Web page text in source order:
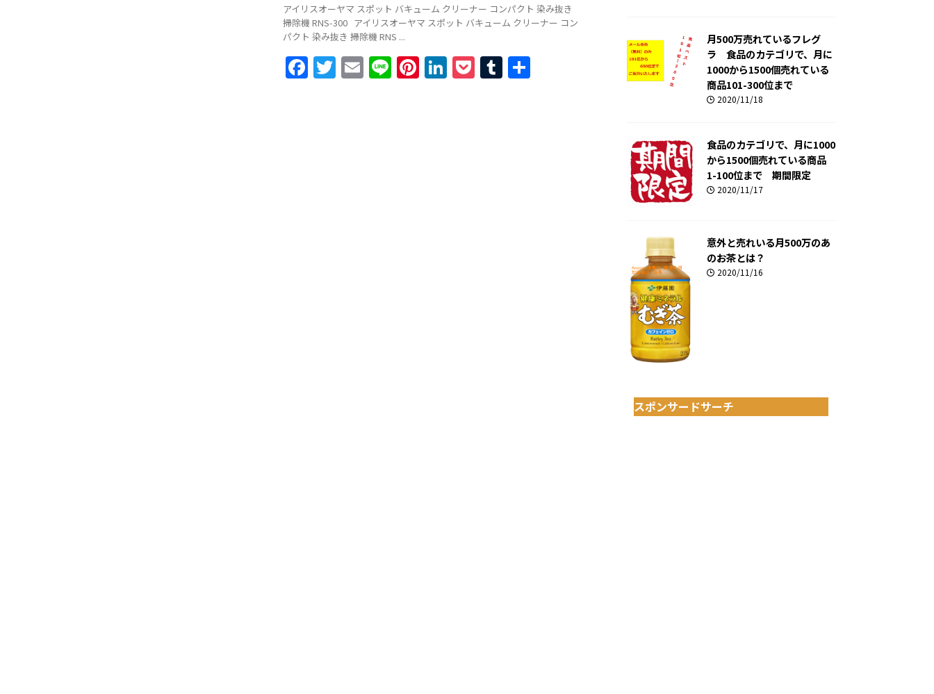
アイリスオーヤマ スポット バキューム クリーナー コンパクト 染み抜き
掃除機 RNS-300 アイリスオーヤマ スポット バキューム クリーナー コン
パクト 染み抜き 掃除機 RNS ...
F
a
T
w
E
m
Li
n
Pi
nt
Li
n
P
o
T
u
月500万売れているフレグ
ラ 食品のカテゴリで、月に
1000から1500個売れている
商品101-300位まで
2020/11/18
食品のカテゴリで、月に1000
から1500個売れている商品
1-100位まで 期間限定
2020/11/17
意外と売れいる月500万のあ
のお茶とは？
2020/11/16
スポンサードサーチ